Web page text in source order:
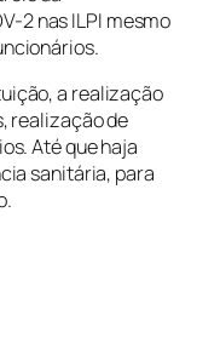
2 nas ILPI mesmo
a realização
realização de
Até que haja
sanitária, para